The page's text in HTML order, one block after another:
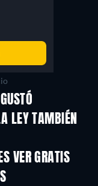
LEY TAMBIÉN
VER GRATIS